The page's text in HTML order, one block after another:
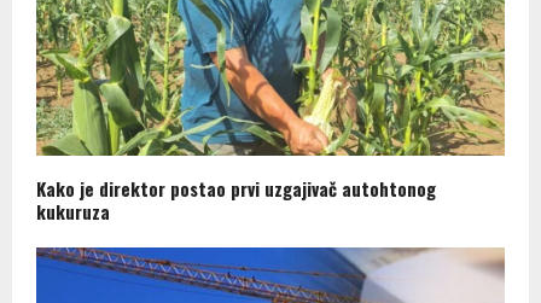
Kako je direktor postao prvi uzgajivač autohtonog
kukuruza